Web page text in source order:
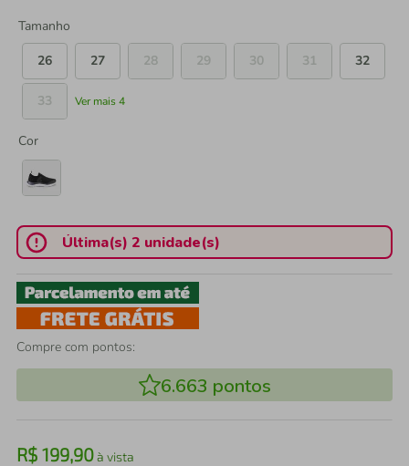
Tamanho
26
27 28 29 30 31 32
33 Ver mais 4
Cor
Última(s) 2 unidade(s)
Compre com pontos:
6.663 pontos
R$ 199,90à vista